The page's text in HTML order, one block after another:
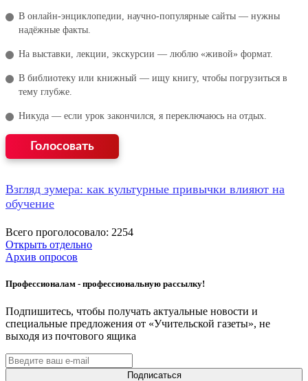
В онлайн‑энциклопедии, научно‑популярные сайты — нужны
надёжные факты.
На выставки, лекции, экскурсии — люблю «живой» формат.
В библиотеку или книжный — ищу книгу, чтобы погрузиться в
тему глубже.
Никуда — если урок закончился, я переключаюсь на отдых.
Взгляд зумера: как культурные привычки влияют на
обучение
Всего проголосовало: 2254
Открыть отдельно
Архив опросов
Профессионалам - профессиональную рассылку!
Подпишитесь, чтобы получать актуальные новости и
специальные предложения от «Учительской газеты», не
выходя из почтового ящика
Подписаться